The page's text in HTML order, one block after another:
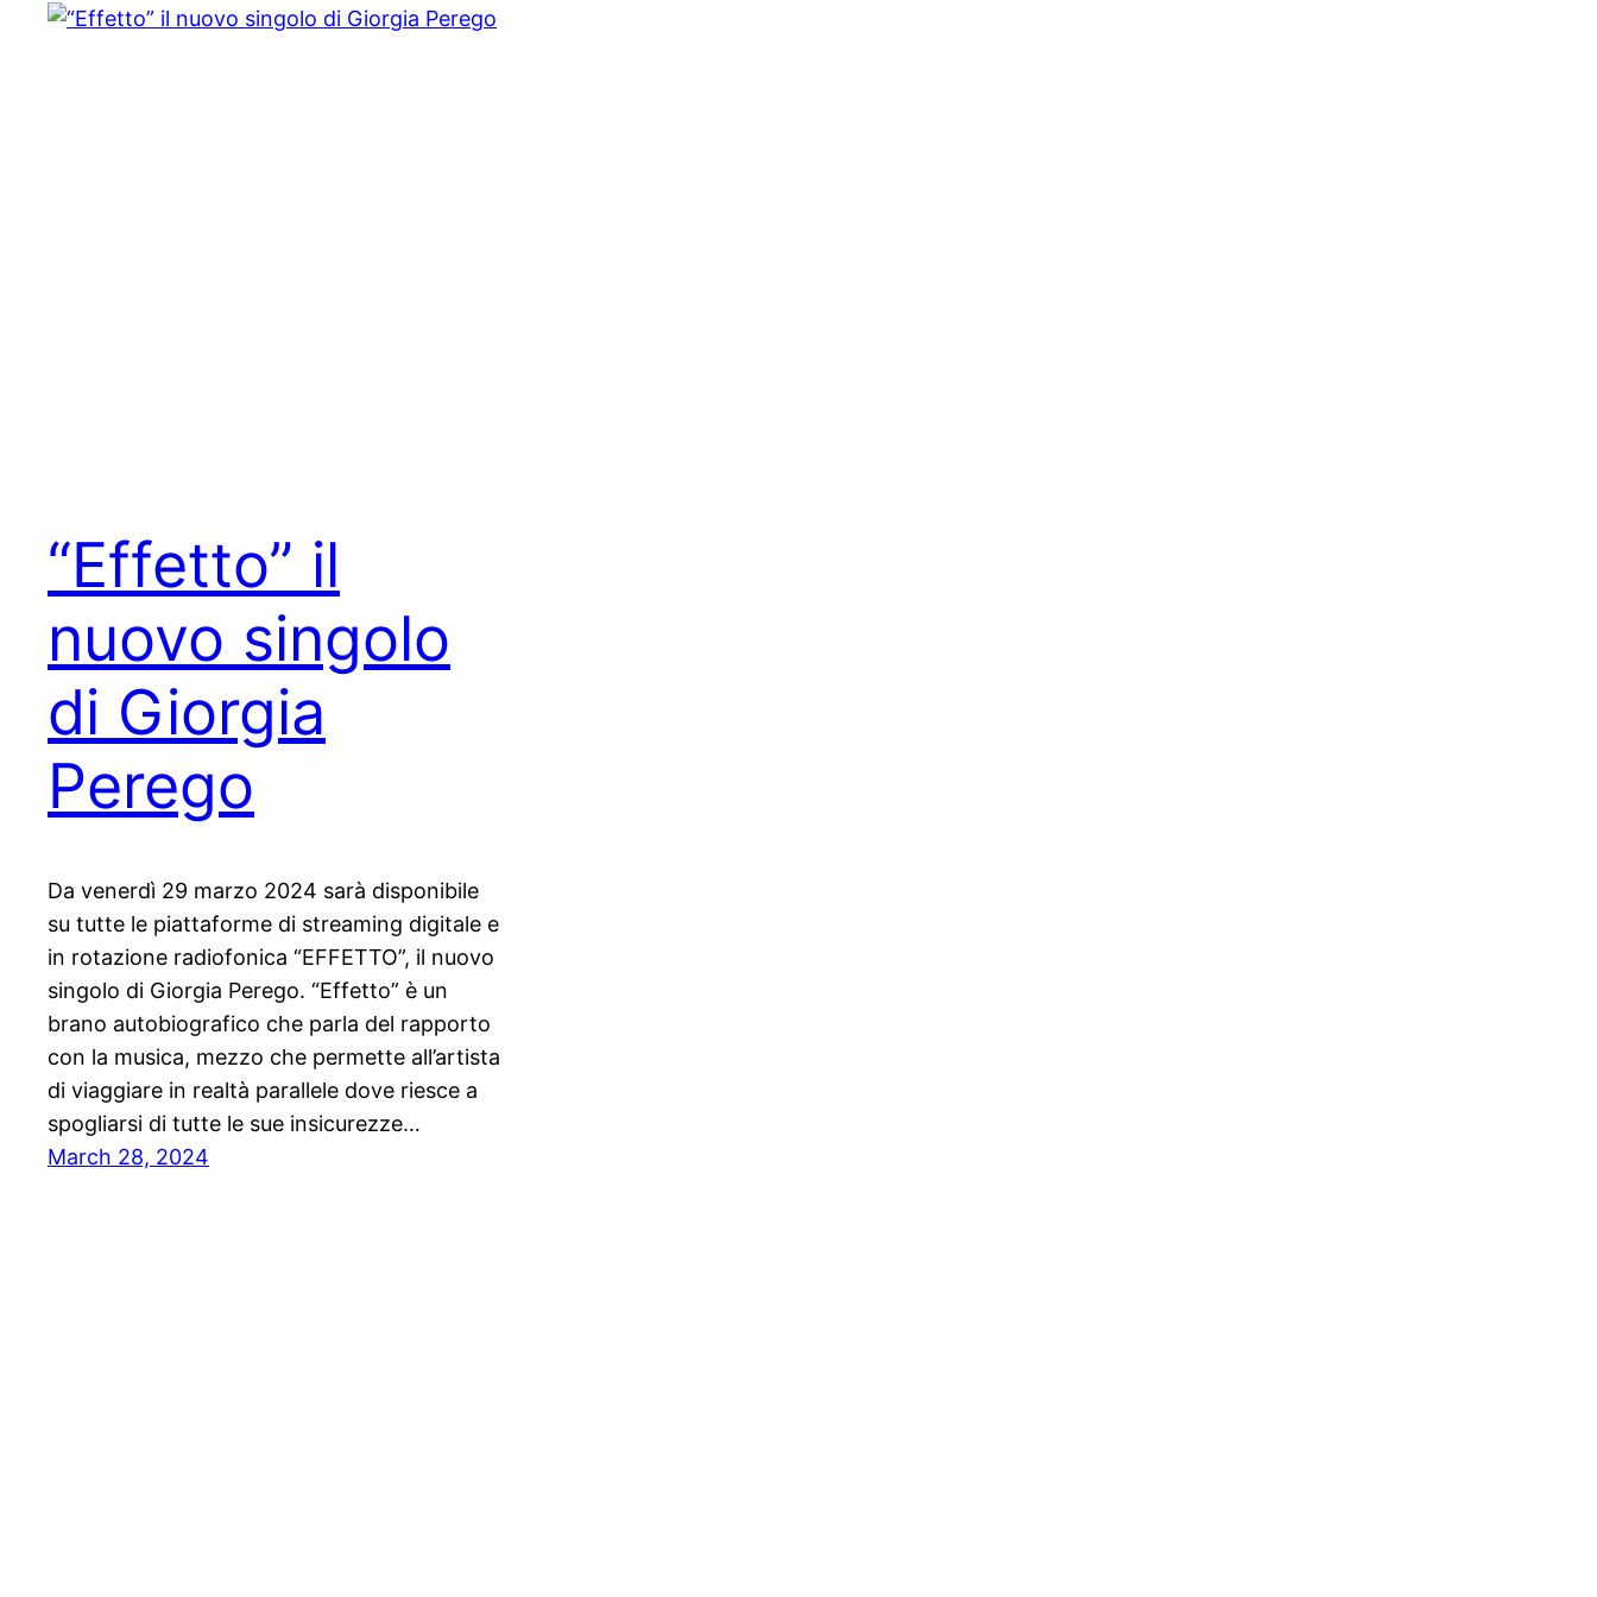
“Effetto” il
nuovo singolo
di Giorgia
Perego
Da venerdì 29 marzo 2024 sarà disponibile
su tutte le piattaforme di streaming digitale e
in rotazione radiofonica “EFFETTO”, il nuovo
singolo di Giorgia Perego. “Effetto” è un
brano autobiografico che parla del rapporto
con la musica, mezzo che permette all’artista
di viaggiare in realtà parallele dove riesce a
spogliarsi di tutte le sue insicurezze…
March 28, 2024